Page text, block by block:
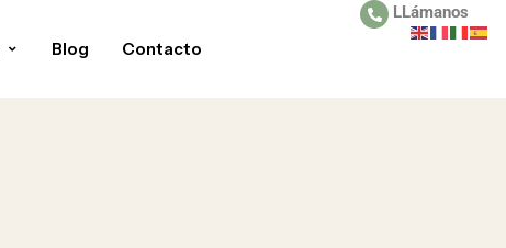
Blog Contacto
LLámanos